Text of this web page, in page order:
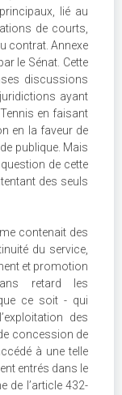
lié au
de courts,
contrat. Annexe
le Sénat. Cette
discussions
ayant
en faisant
en la faveur de
publique. Mais
de cette
des seuls
contenait des
du service,
et promotion
retard les
ce soit - qui
des
concession de
à une telle
entrés dans le
de l’article 432-